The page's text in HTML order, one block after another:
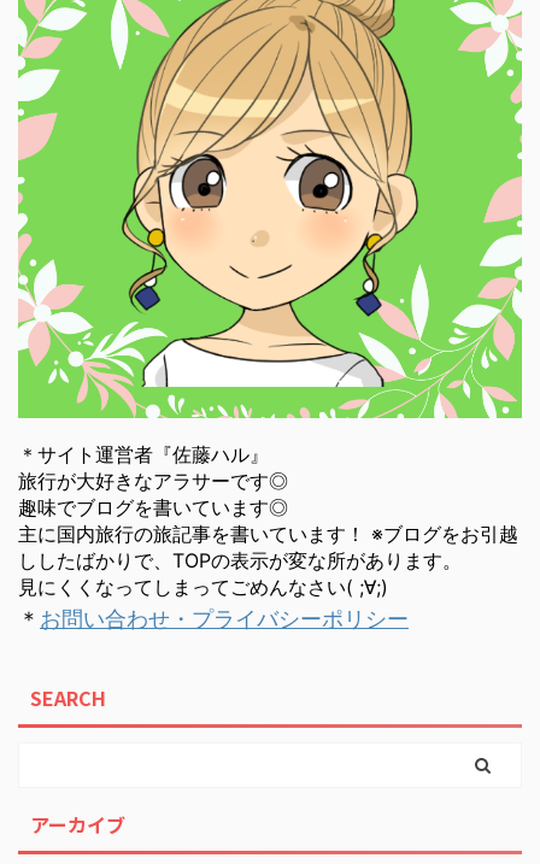
＊サイト運営者『佐藤ハル』
旅行が大好きなアラサーです◎
趣味でブログを書いています◎
主に国内旅行の旅記事を書いています！ ※ブログをお引越
ししたばかりで、TOPの表示が変な所があります。
見にくくなってしまってごめんなさい( ;∀;)
＊ お問い合わせ・プライバシーポリシー
SEARCH
アーカイブ